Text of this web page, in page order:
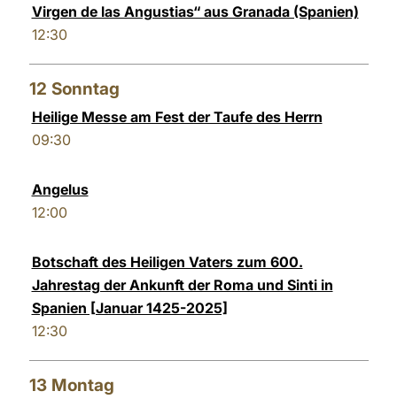
Virgen de las Angustias“ aus Granada (Spanien)
12:30
12 Sonntag
Heilige Messe am Fest der Taufe des Herrn
09:30
Angelus
12:00
Botschaft des Heiligen Vaters zum 600.
Jahrestag der Ankunft der Roma und Sinti in
Spanien [Januar 1425-2025]
12:30
13 Montag